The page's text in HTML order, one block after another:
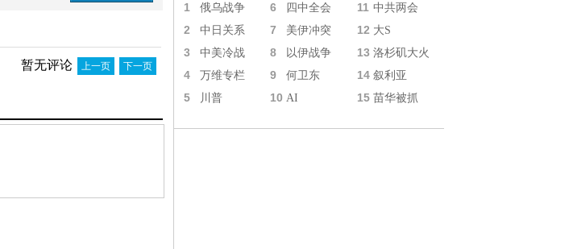
暂无评论 上一页 下一页
1 俄乌战争 6 四中全会 11 中共两会
2 中日关系 7 美伊冲突 12 大S
3 中美冷战 8 以伊战争 13 洛杉矶大火
4 万维专栏 9 何卫东 14 叙利亚
5 川普 10 AI 15 苗华被抓